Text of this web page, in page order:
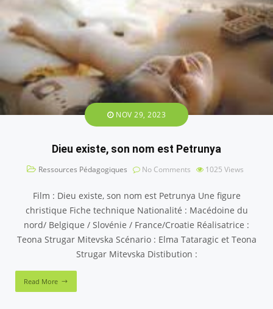
NOV 29, 2023
Dieu existe, son nom est Petrunya
Ressources Pédagogiques No Comments 1025 Views
Film : Dieu existe, son nom est Petrunya Une figure
christique Fiche technique Nationalité : Macédoine du
nord/ Belgique / Slovénie / France/Croatie Réalisatrice :
Teona Strugar Mitevska Scénario : Elma Tataragic et Teona
Strugar Mitevska Distibution :
Read More